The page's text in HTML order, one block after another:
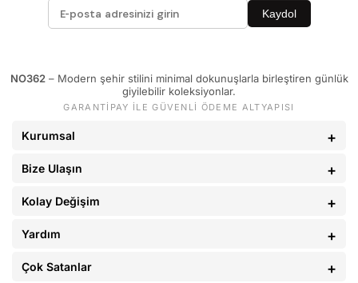
Kaydol
NO362– Modern şehir stilini minimal dokunuşlarla birleştiren günlük
giyilebilir koleksiyonlar.
GARANTİPAY İLE GÜVENLİ ÖDEME ALTYAPISI
Kurumsal
Bize Ulaşın
Kolay Değişim
Yardım
Çok Satanlar